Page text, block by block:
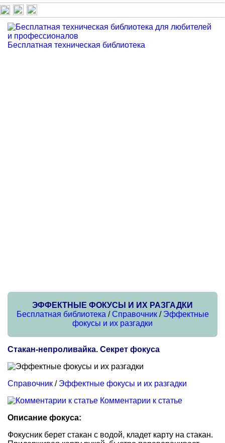
Бесплатная техническая библиотека
ЭФФЕКТНЫЕ ФОКУСЫ И ИХ РАЗГАДКИ
Бесплатная библиотека /Справочник/ Эффектные
фокусы и их разгадки
Стакан-непроливайка. Секрет фокуса
Справочник / Эффектные фокусы и их разгадки
Комментарии к статье
Описание фокуса:
Фокусник берет стакан с водой, кладет карту на стакан.